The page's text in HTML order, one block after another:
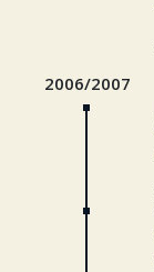
2006/2007